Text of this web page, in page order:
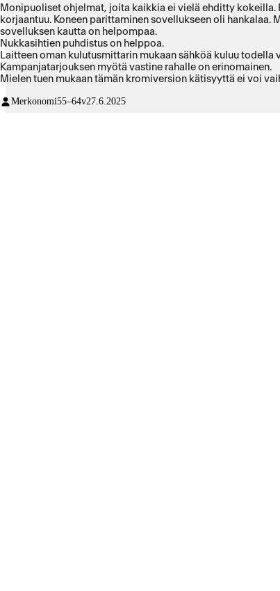
Monipuoliset ohjelmat, joita kaikkia ei vielä ehditty kokeilla.
korjaantuu. Koneen parittaminen sovellukseen oli
sovelluksen kautta on helpompaa.
Nukkasihtien puhdistus on helppoa.
Laitteen oman kulutusmittarin mukaan sähköä kuluu todella
Kampanjatarjouksen myötä vastine rahalle on erinomainen.
Mielen tuen mukaan tämän kromiversion kätisyyttä ei voi
Merkonomi55–64v27.6.2025